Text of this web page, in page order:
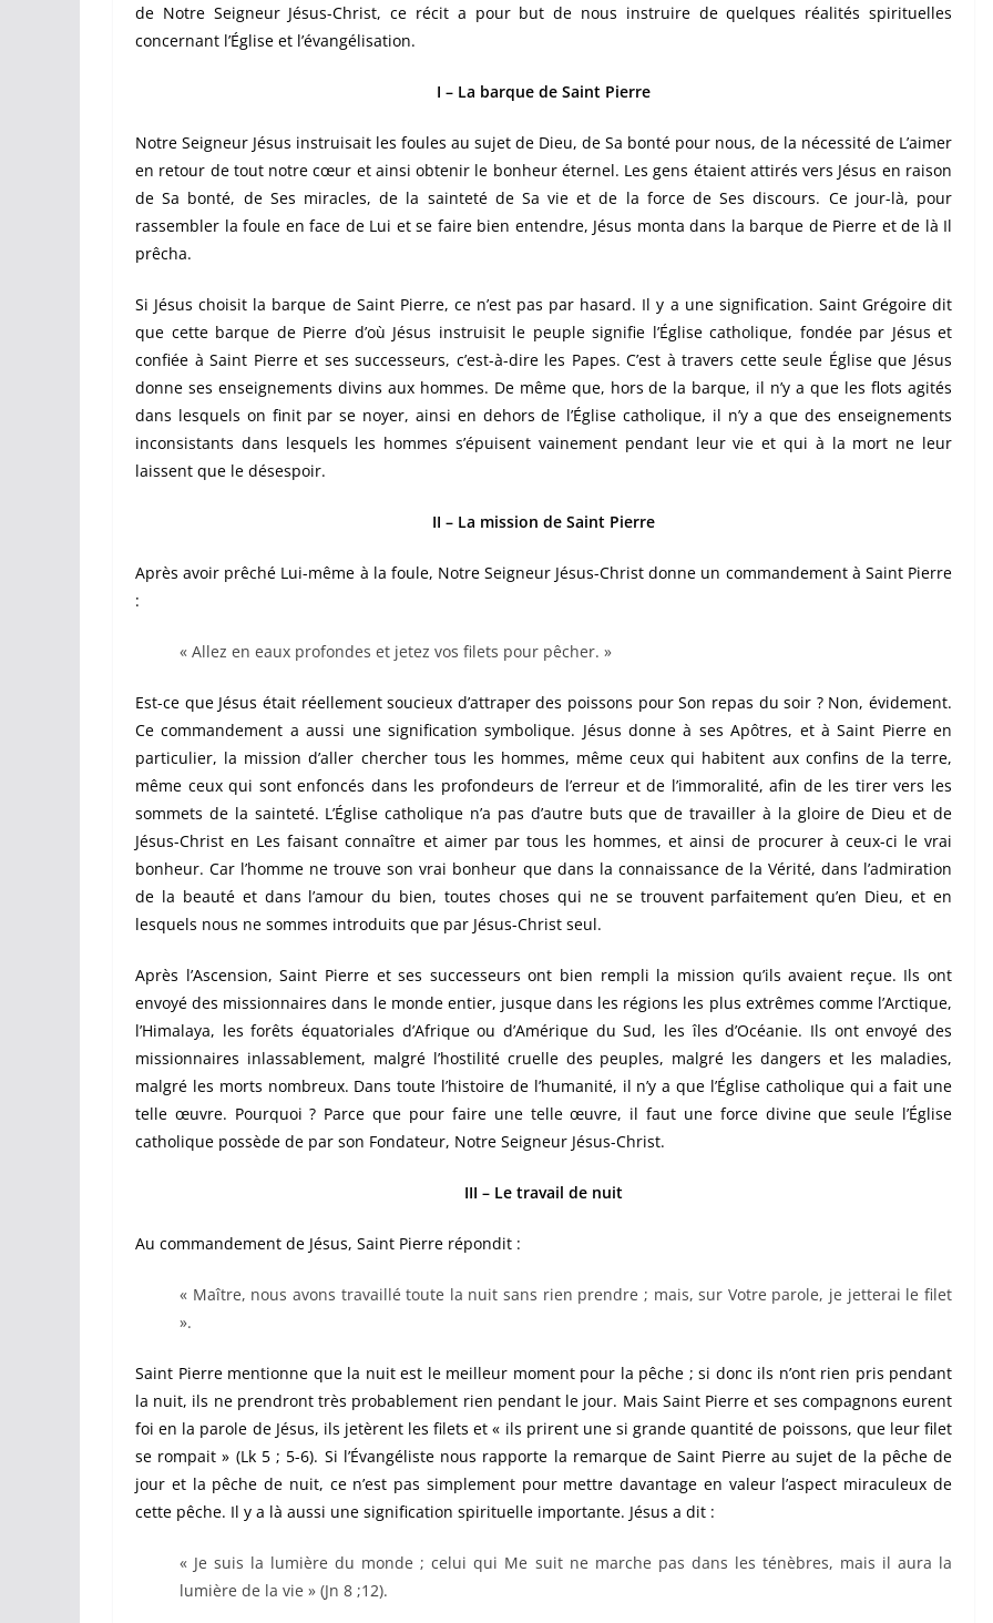
de Notre Seigneur Jésus-Christ, ce récit a pour but de nous instruire de quelques réalités spirituelles
concernant l’Église et l’évangélisation.
I – La barque de Saint Pierre
Notre Seigneur Jésus instruisait les foules au sujet de Dieu, de Sa bonté pour nous, de la nécessité de L’aimer
en retour de tout notre cœur et ainsi obtenir le bonheur éternel. Les gens étaient attirés vers Jésus en raison
de Sa bonté, de Ses miracles, de la sainteté de Sa vie et de la force de Ses discours. Ce jour-là, pour
rassembler la foule en face de Lui et se faire bien entendre, Jésus monta dans la barque de Pierre et de là Il
prêcha.
Si Jésus choisit la barque de Saint Pierre, ce n’est pas par hasard. Il y a une signification. Saint Grégoire dit
que cette barque de Pierre d’où Jésus instruisit le peuple signifie l’Église catholique, fondée par Jésus et
confiée à Saint Pierre et ses successeurs, c’est-à-dire les Papes. C’est à travers cette seule Église que Jésus
donne ses enseignements divins aux hommes. De même que, hors de la barque, il n’y a que les flots agités
dans lesquels on finit par se noyer, ainsi en dehors de l’Église catholique, il n’y a que des enseignements
inconsistants dans lesquels les hommes s’épuisent vainement pendant leur vie et qui à la mort ne leur
laissent que le désespoir.
II – La mission de Saint Pierre
Après avoir prêché Lui-même à la foule, Notre Seigneur Jésus-Christ donne un commandement à Saint Pierre
:
« Allez en eaux profondes et jetez vos filets pour pêcher. »
Est-ce que Jésus était réellement soucieux d’attraper des poissons pour Son repas du soir ? Non, évidement.
Ce commandement a aussi une signification symbolique. Jésus donne à ses Apôtres, et à Saint Pierre en
particulier, la mission d’aller chercher tous les hommes, même ceux qui habitent aux confins de la terre,
même ceux qui sont enfoncés dans les profondeurs de l’erreur et de l’immoralité, afin de les tirer vers les
sommets de la sainteté. L’Église catholique n’a pas d’autre buts que de travailler à la gloire de Dieu et de
Jésus-Christ en Les faisant connaître et aimer par tous les hommes, et ainsi de procurer à ceux-ci le vrai
bonheur. Car l’homme ne trouve son vrai bonheur que dans la connaissance de la Vérité, dans l’admiration
de la beauté et dans l’amour du bien, toutes choses qui ne se trouvent parfaitement qu’en Dieu, et en
lesquels nous ne sommes introduits que par Jésus-Christ seul.
Après l’Ascension, Saint Pierre et ses successeurs ont bien rempli la mission qu’ils avaient reçue. Ils ont
envoyé des missionnaires dans le monde entier, jusque dans les régions les plus extrêmes comme l’Arctique,
l’Himalaya, les forêts équatoriales d’Afrique ou d’Amérique du Sud, les îles d’Océanie. Ils ont envoyé des
missionnaires inlassablement, malgré l’hostilité cruelle des peuples, malgré les dangers et les maladies,
malgré les morts nombreux. Dans toute l’histoire de l’humanité, il n’y a que l’Église catholique qui a fait une
telle œuvre. Pourquoi ? Parce que pour faire une telle œuvre, il faut une force divine que seule l’Église
catholique possède de par son Fondateur, Notre Seigneur Jésus-Christ.
III – Le travail de nuit
Au commandement de Jésus, Saint Pierre répondit :
« Maître, nous avons travaillé toute la nuit sans rien prendre ; mais, sur Votre parole, je jetterai le filet
».
Saint Pierre mentionne que la nuit est le meilleur moment pour la pêche ; si donc ils n’ont rien pris pendant
la nuit, ils ne prendront très probablement rien pendant le jour. Mais Saint Pierre et ses compagnons eurent
foi en la parole de Jésus, ils jetèrent les filets et « ils prirent une si grande quantité de poissons, que leur filet
se rompait » (Lk 5 ; 5-6). Si l’Évangéliste nous rapporte la remarque de Saint Pierre au sujet de la pêche de
jour et la pêche de nuit, ce n’est pas simplement pour mettre davantage en valeur l’aspect miraculeux de
cette pêche. Il y a là aussi une signification spirituelle importante. Jésus a dit :
« Je suis la lumière du monde ; celui qui Me suit ne marche pas dans les ténèbres, mais il aura la
lumière de la vie » (Jn 8 ;12).